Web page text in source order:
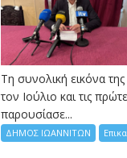
Τη συνολική εικόνα
τον Ιούλιο και τις
παρουσίασε...
ΔΗΜΟΣ ΙΩΑΝΝΙΤΩΝ